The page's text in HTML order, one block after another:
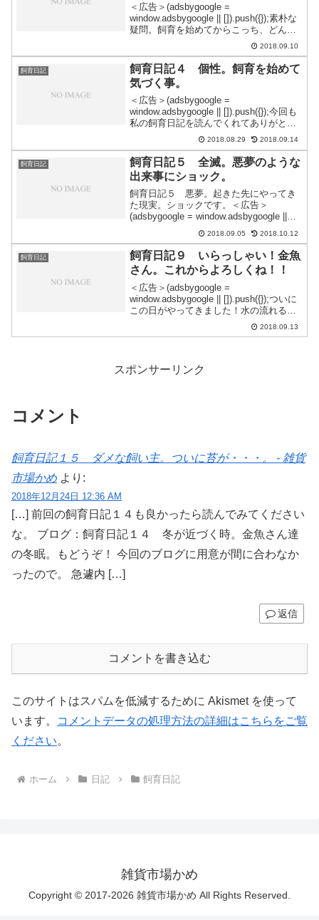
＜広告＞(adsbygoogle =
window.adsbygoogle || []).push({});素朴な
疑問。飼育を始めてからこっち、どんど
ん疑問が浮かんでくるんですが・・・。
前回の飼育日記でも疑問をテーマに書き
ました。そのうち、...
2018.09.10
飼育日記
飼育日記４ 個性。飼育を始めて
気づく事。
＜広告＞(adsbygoogle =
window.adsbygoogle || []).push({});今回も
私の飼育日記を読んでくれてありがとう
です。飼育日記、第４弾のスタートで
す！前回のブログ：飼育日記３ お別
れ・・・。飼育３日目で...
2018.08.29 2018.09.14
飼育日記
飼育日記５ 全滅。悪夢のような
出来事にショック。
飼育日記５ 悪夢。起きた先にやってき
た現実。ショックです。＜広告＞
(adsbygoogle = window.adsbygoogle ||
[]).push({});何故だ～！毎朝の日課となっ
ている金魚さん達へのあいさつ。今日起
きた時もいつ...
2018.09.05 2018.10.12
飼育日記
飼育日記９ いらっしゃい！金魚
さん。これからよろしくね！！
＜広告＞(adsbygoogle =
window.adsbygoogle || []).push({});ついに
この日がやってきました！水の流れる音
だけを聴き続けて数日。どんな子達と出
会うかな？というわくわく感と前みたい
2018.09.13
スポンサーリンク
コメント
飼育日記１５ ダメな飼い主。ついに苔が・・・。 - 雑貨
市場かめ より:
2018年12月24日 12:36 AM
[…] 前回の飼育日記１４も良かったら読んでみてください
な。 ブログ：飼育日記１４ 冬が近づく時。金魚さん達
の冬眠。もどうぞ！ 今回のブログに用意が間に合わなか
ったので。 急遽内 […]
返信
コメントを書き込む
このサイトはスパムを低減するために Akismet を使って
います。
コメントデータの処理方法の詳細はこちらをご覧
ください。
ホーム 日記 飼育日記
雑貨市場かめ
Copyright © 2017-2026 雑貨市場かめ All Rights Reserved.